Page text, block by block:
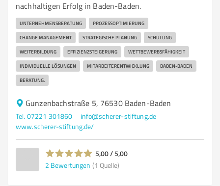
nachhaltigen Erfolg in Baden-Baden.
UNTERNEHMENSBERATUNG PROZESSOPTIMIERUNG
CHANGE MANAGEMENT STRATEGISCHE PLANUNG SCHULUNG
WEITERBILDUNG EFFIZIENZSTEIGERUNG WETTBEWERBSFÄHIGKEIT
INDIVIDUELLE LÖSUNGEN MITARBEITERENTWICKLUNG BADEN-BADEN
BERATUNG.
Gunzenbachstraße 5, 76530 Baden-Baden
Tel. 07221 301860
info@scherer-stiftung.de
www.scherer-stiftung.de/
5,00 / 5,00
2 Bewertungen (1 Quelle)